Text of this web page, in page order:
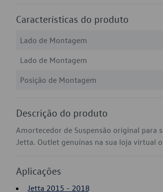
Características do produto
Lado de Montagem
Lado de Montagem
Posição de Montagem
Descrição do produto
Amortecedor de Suspensão original para
Jetta. Outlet genuínas na sua loja virtual
Aplicações
Jetta 2015 - 2018